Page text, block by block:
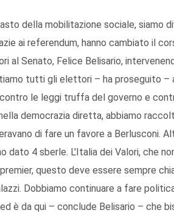
della mobilitazione sociale, siamo
ai referendum, hanno cambiato il
al Senato, Felice Belisario,
tutti gli elettori – ha proseguito –
le leggi truffa del governo e
democrazia diretta, abbiamo
di fare un favore a Berlusconi.
dato 4 sberle. L'Italia dei Valori, che
questo deve essere sempre
Dobbiamo continuare a fare
è da qui – conclude Belisario – che